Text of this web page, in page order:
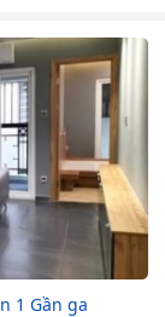
1 Gần ga